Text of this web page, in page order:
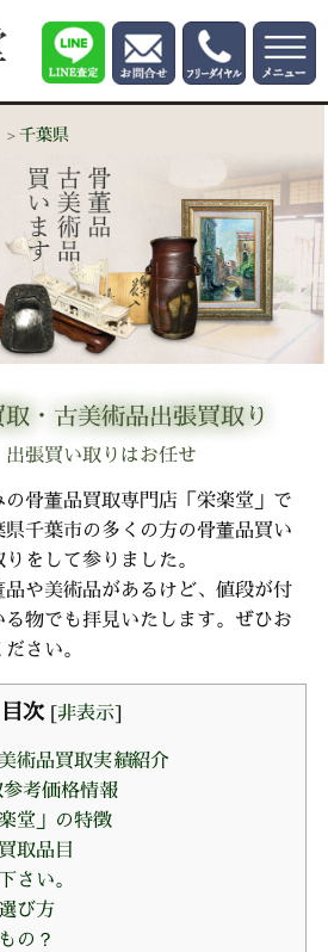
千葉県
・古美術品出張買取り
張買い取りはお任せ
骨董品買取専門店「栄楽堂」で
千葉市の多くの方の骨董品買い
をして参りました。
や美術品があるけど、値段が付
物でも拝見いたします。ぜひお
さい。
目次 [非表示]
術品買取実績紹介
考価格情報
堂」の特徴
取品目
さい。
び方
の？